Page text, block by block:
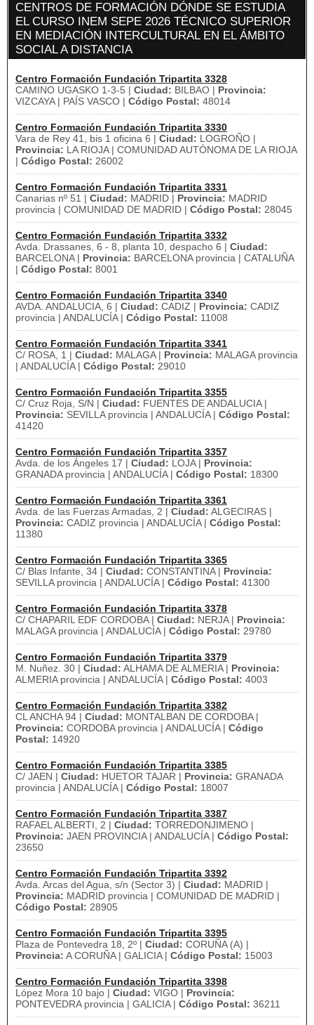
CENTROS DE FORMACIÓN DÓNDE SE ESTUDIA
EL CURSO INEM SEPE 2026 TÉCNICO SUPERIOR
EN MEDIACIÓN INTERCULTURAL EN EL ÁMBITO
SOCIAL A DISTANCIA
Centro Formación Fundación Tripartita 3328
CAMINO UGASKO 1-3-5 | Ciudad: BILBAO | Provincia:
VIZCAYA | PAÍS VASCO | Código Postal: 48014
Centro Formación Fundación Tripartita 3330
Vara de Rey 41, bis 1 oficina 6 | Ciudad: LOGROÑO |
Provincia: LA RIOJA | COMUNIDAD AUTÓNOMA DE LA RIOJA
| Código Postal: 26002
Centro Formación Fundación Tripartita 3331
Canarias nº 51 | Ciudad: MADRID | Provincia: MADRID
provincia | COMUNIDAD DE MADRID | Código Postal: 28045
Centro Formación Fundación Tripartita 3332
Avda. Drassanes, 6 - 8, planta 10, despacho 6 | Ciudad:
BARCELONA | Provincia: BARCELONA provincia | CATALUÑA
| Código Postal: 8001
Centro Formación Fundación Tripartita 3340
AVDA. ANDALUCIA, 6 | Ciudad: CADIZ | Provincia: CADIZ
provincia | ANDALUCÍA | Código Postal: 11008
Centro Formación Fundación Tripartita 3341
C/ ROSA, 1 | Ciudad: MALAGA | Provincia: MALAGA provincia
| ANDALUCÍA | Código Postal: 29010
Centro Formación Fundación Tripartita 3355
C/ Cruz Roja, S/N | Ciudad: FUENTES DE ANDALUCIA |
Provincia: SEVILLA provincia | ANDALUCÍA | Código Postal:
41420
Centro Formación Fundación Tripartita 3357
Avda. de los Ángeles 17 | Ciudad: LOJA | Provincia:
GRANADA provincia | ANDALUCÍA | Código Postal: 18300
Centro Formación Fundación Tripartita 3361
Avda. de las Fuerzas Armadas, 2 | Ciudad: ALGECIRAS |
Provincia: CADIZ provincia | ANDALUCÍA | Código Postal:
11380
Centro Formación Fundación Tripartita 3365
C/ Blas Infante, 34 | Ciudad: CONSTANTINA | Provincia:
SEVILLA provincia | ANDALUCÍA | Código Postal: 41300
Centro Formación Fundación Tripartita 3378
C/ CHAPARIL EDF CORDOBA | Ciudad: NERJA | Provincia:
MALAGA provincia | ANDALUCÍA | Código Postal: 29780
Centro Formación Fundación Tripartita 3379
M. Nuñez. 30 | Ciudad: ALHAMA DE ALMERIA | Provincia:
ALMERIA provincia | ANDALUCÍA | Código Postal: 4003
Centro Formación Fundación Tripartita 3382
CL ANCHA 94 | Ciudad: MONTALBAN DE CORDOBA |
Provincia: CORDOBA provincia | ANDALUCÍA | Código
Postal: 14920
Centro Formación Fundación Tripartita 3385
C/ JAEN | Ciudad: HUETOR TAJAR | Provincia: GRANADA
provincia | ANDALUCÍA | Código Postal: 18007
Centro Formación Fundación Tripartita 3387
RAFAEL ALBERTI, 2 | Ciudad: TORREDONJIMENO |
Provincia: JAEN PROVINCIA | ANDALUCÍA | Código Postal:
23650
Centro Formación Fundación Tripartita 3392
Avda. Arcas del Agua, s/n (Sector 3) | Ciudad: MADRID |
Provincia: MADRID provincia | COMUNIDAD DE MADRID |
Código Postal: 28905
Centro Formación Fundación Tripartita 3395
Plaza de Pontevedra 18, 2º | Ciudad: CORUÑA (A) |
Provincia: A CORUÑA | GALICIA | Código Postal: 15003
Centro Formación Fundación Tripartita 3398
López Mora 10 bajo | Ciudad: VIGO | Provincia:
PONTEVEDRA provincia | GALICIA | Código Postal: 36211